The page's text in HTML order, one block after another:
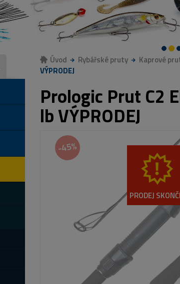
Úvod Rybářské pruty Kaprové
VÝPRODEJ
Prologic Prut C2
lb VÝPRODEJ
-45%
PRODEJ